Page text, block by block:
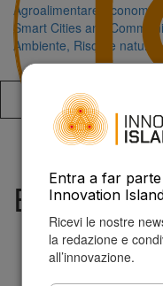
Agroalimentare
Smart Cities and
Ambiente, Risorse naturali
E-Charge
Entra a far
Innovation
Ricevi le nostre
la redazione e
all’innovazione.